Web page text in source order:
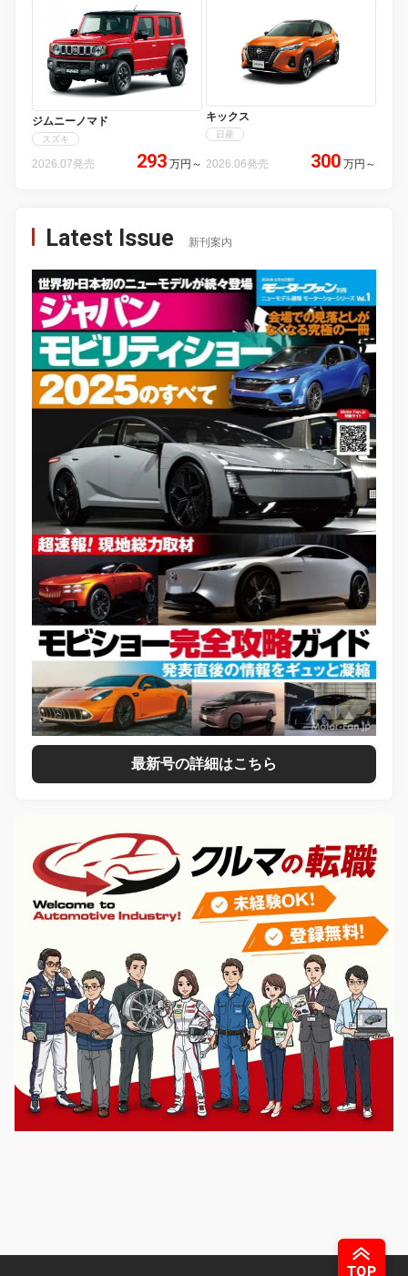
ジムニーノマド
スズキ
2026.07発売 293 万円 ～
キックス
日産
2026.06発売 300 万円 ～
Latest Issue 新刊案内
最新号の詳細はこちら